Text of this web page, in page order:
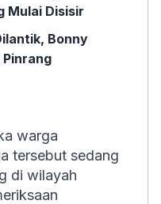
Mulai Disisir
Bonny
warga
tersebut sedang
di wilayah